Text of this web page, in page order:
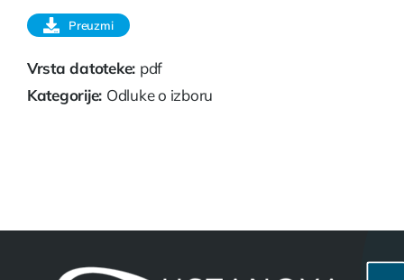
Preuzmi
Vrsta datoteke: pdf
Kategorije: Odluke o izboru